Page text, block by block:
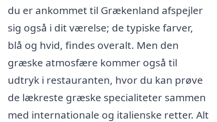
du er ankommet til Grækenland afspejler
sig også i dit værelse; de typiske farver,
blå og hvid, findes overalt. Men den
græske atmosfære kommer også til
udtryk i restauranten, hvor du kan prøve
de lækreste græske specialiteter sammen
med internationale og italienske retter. Alt